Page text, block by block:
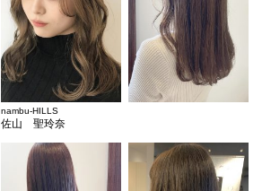
nambu-HILLS
佐山 聖玲奈